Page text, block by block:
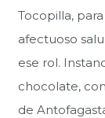
Tocopilla,
afectuoso
ese rol.
chocolate,
de